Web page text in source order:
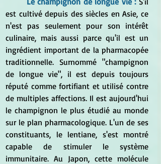
est cultivé depuis des siècles en Asie, ce
n'est pas seulement pour son intérêt
culinaire, mais aussi parce qu'il est un
ingrédient important de la pharmacopée
traditionnelle. Surnommé "champignon
de longue vie", il est depuis toujours
réputé comme fortifiant et utilisé contre
de multiples affections. Il est aujourd'hui
le champignon le plus étudié au monde
sur le plan pharmacologique. L'un de ses
constituants, le lentiane, s'est montré
capable de stimuler le système
immunitaire. Au Japon, cette molécule